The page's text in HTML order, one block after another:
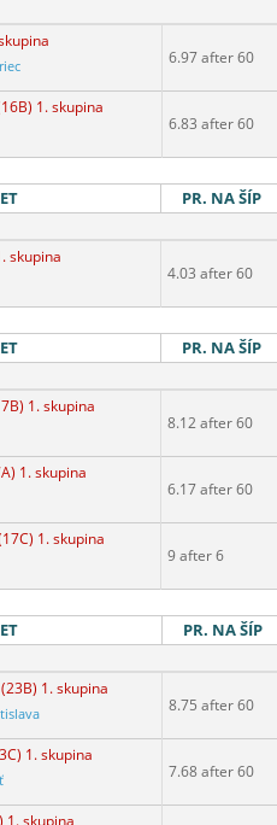
6.97 after 60
1. skupina
6.83 after 60
PR. NA ŠÍP
skupina
4.03 after 60
PR. NA ŠÍP
1. skupina
8.12 after 60
1. skupina
6.17 after 60
1. skupina
9 after 6
PR. NA ŠÍP
(23B) 1. skupina
8.75 after 60
1. skupina
7.68 after 60